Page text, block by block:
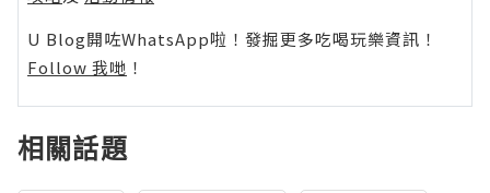
U Blog開咗WhatsApp啦！發掘更多吃喝玩樂資訊！
Follow 我哋 ！
相關話題